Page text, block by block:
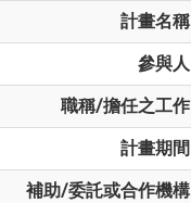
計畫名稱
參與人
職稱/擔任之工作
計畫期間
補助/委託或合作機構